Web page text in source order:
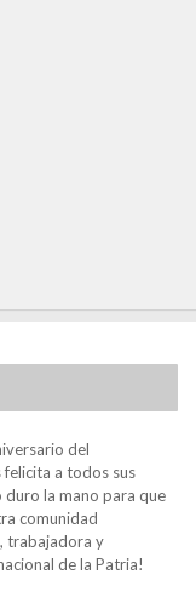
del
felicita a todos sus
la mano para que
comunidad
trabajadora y
de la Patria!